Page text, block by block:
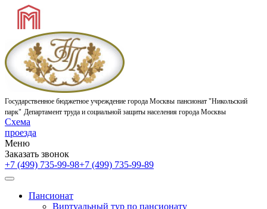
Государственное бюджетное учреждение города Москвы пансионат "Никольский
парк" Департамент труда и социальной защиты населения города Москвы
Схема
проезда
Меню
Заказать звонок
+7 (499) 735-99-98+7 (499) 735-99-89
Пансионат
Виртуальный тур по пансионату